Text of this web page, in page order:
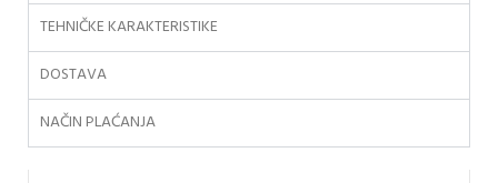
TEHNIČKE KARAKTERISTIKE
DOSTAVA
NAČIN PLAĆANJA